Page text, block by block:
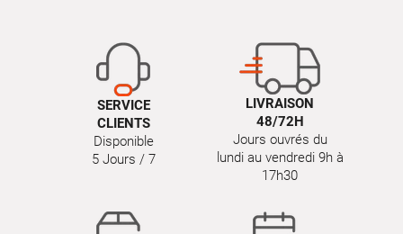
SERVICE
CLIENTS
Disponible
5 Jours / 7
LIVRAISON
48/72H
Jours ouvrés du
lundi au vendredi 9h à
17h30